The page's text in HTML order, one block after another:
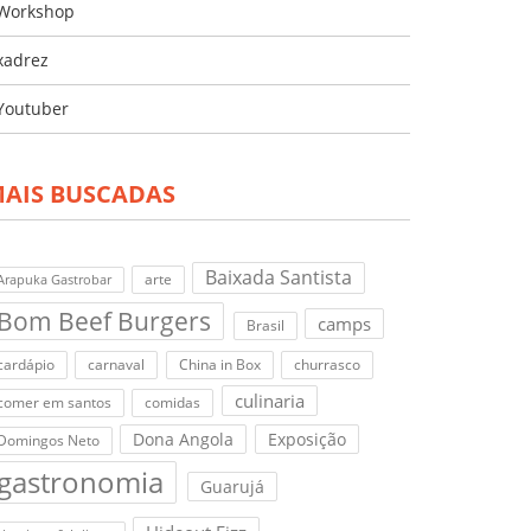
BUSCADAS
Gastrobar arte Baixada Santista
Beef Burgers Brasil camps
carnaval China in Box
churrasco
em santos
comidas culinaria
Neto Dona Angola Exposição
Guarujá